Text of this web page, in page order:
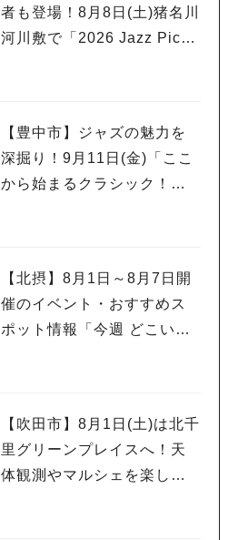
者も登場！8月8日(土)猪名川
河川敷で「2026 Jazz Picni
【豊中市】ジャズの魅力を
深掘り！9月11日(金)「ここ
から始まるクラシック！！2
【北摂】8月1日～8月7日開
催のイベント・おすすめス
ポット情報「今週 どこい
【吹田市】8月1日(土)は北千
里グリーンプレイスへ！天
体観測やマルシェを楽しむ